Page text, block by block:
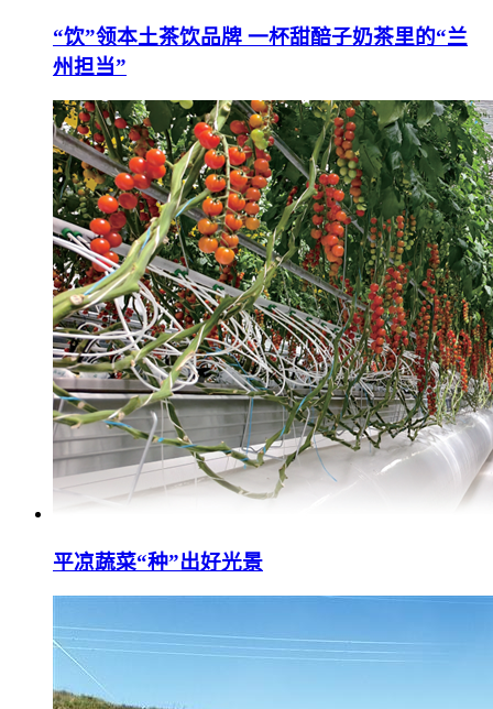
“饮”领本土茶饮品牌 一杯甜醅子奶茶里的“兰
州担当”
平凉蔬菜“种”出好光景